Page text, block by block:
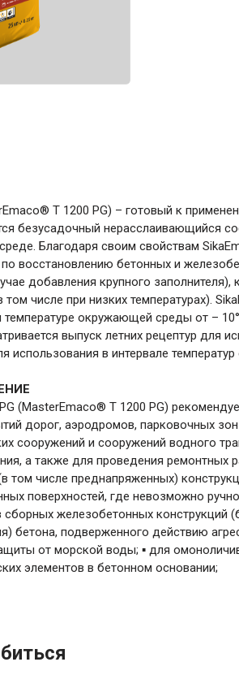
T 1200 PG) – готовый к
безусадочный нерасслаивающийся
Благодаря своим свойствам
восстановлению бетонных и
добавления крупного
числе при низких температурах).
температуре окружающей среды от –
выпуск летних рецептур для
использования в интервале
(MasterEmaco® T 1200 PG)
дорог, аэродромов, парковочных
сооружений и сооружений водного
а также для проведения ремонтных
том числе преднапряженных)
поверхностей, где невозможно
железобетонных конструкций
бетона, подверженного действию
от морской воды; ▪ для
элементов в бетонном основании;
Товары для